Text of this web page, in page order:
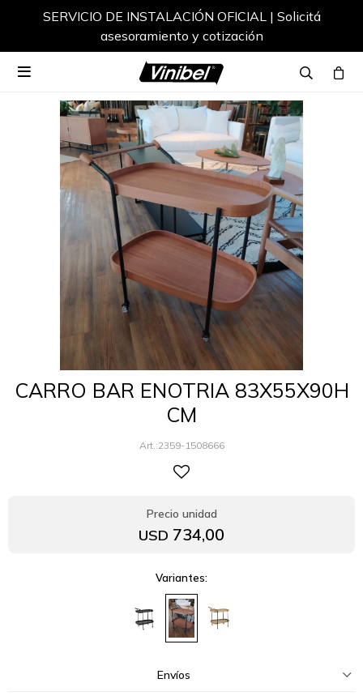
SERVICIO DE INSTALACIÓN OFICIAL | Solicitá
asesoramiento y cotización

CARRO BAR ENOTRIA 83X55X90H
CM
2359-1508666
USD 734,00
Variantes:
Envíos